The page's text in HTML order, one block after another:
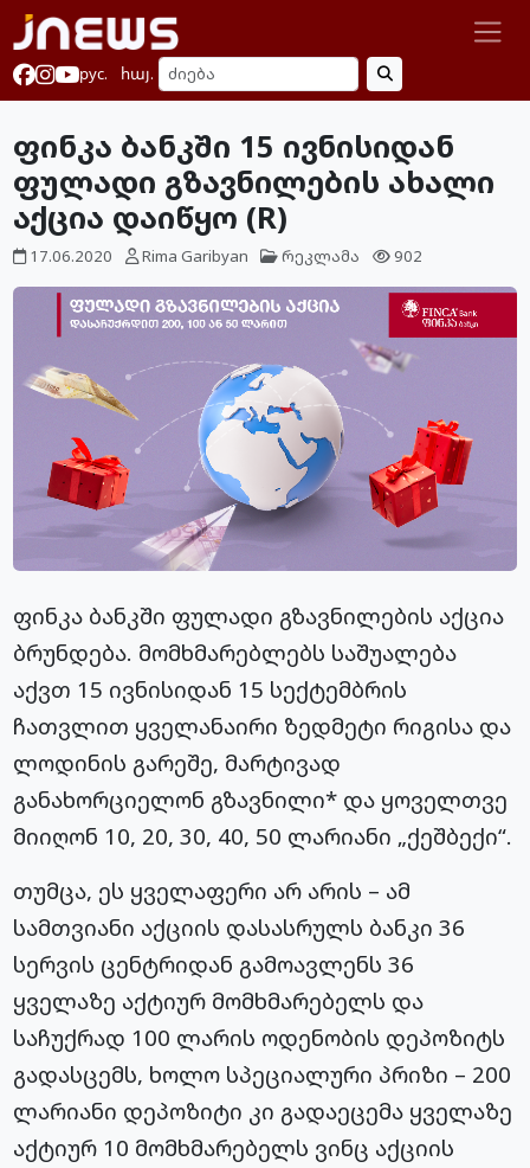
рус. հայ.
ფინკა ბანკში 15 ივნისიდან
ფულადი გზავნილების ახალი
აქცია დაიწყო (R)
17.06.2020 Rima Garibyan რეკლამა 902
ფინკა ბანკში ფულადი გზავნილების აქცია
ბრუნდება. მომხმარებლებს საშუალება
აქვთ 15 ივნისიდან 15 სექტემბრის
ჩათვლით ყველანაირი ზედმეტი რიგისა და
ლოდინის გარეშე, მარტივად
განახორციელონ გზავნილი* და ყოველთვე
მიიღონ 10, 20, 30, 40, 50 ლარიანი „ქეშბექი“.
თუმცა, ეს ყველაფერი არ არის – ამ
სამთვიანი აქციის დასასრულს ბანკი 36
სერვის ცენტრიდან გამოავლენს 36
ყველაზე აქტიურ მომხმარებელს და
საჩუქრად 100 ლარის ოდენობის დეპოზიტს
გადასცემს, ხოლო სპეციალური პრიზი – 200
ლარიანი დეპოზიტი კი გადაეცემა ყველაზე
აქტიურ 10 მომხმარებელს ვინც აქციის